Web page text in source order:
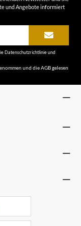
und Angebote informiert
Datenschutzrichtlinieund
und dieAGBgelesen